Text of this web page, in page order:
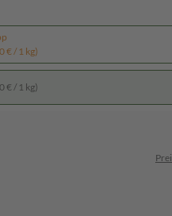
€ / 1 kg)
€ / 1 kg)